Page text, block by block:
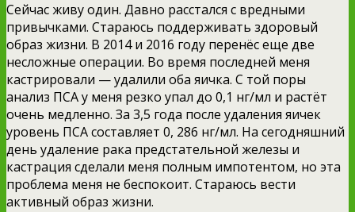
Сейчас живу один. Давно расстался с вредными
привычками. Стараюсь поддерживать здоровый
образ жизни. В 2014 и 2016 году перенёс еще две
несложные операции. Во время последней меня
кастрировали — удалили оба яичка. С той поры
анализ ПСА у меня резко упал до 0,1 нг/мл и растёт
очень медленно. За 3,5 года после удаления яичек
уровень ПСА составляет 0, 286 нг/мл. На сегодняшний
день удаление рака предстательной железы и
кастрация сделали меня полным импотентом, но эта
проблема меня не беспокоит. Стараюсь вести
активный образ жизни.